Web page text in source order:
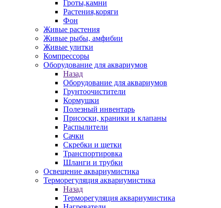
Гроты,камни
Растения,коряги
Фон
Живые растения
Живые рыбы, амфибии
Живые улитки
Компрессоры
Оборудование для аквариумов
Назад
Оборудование для аквариумов
Грунтоочистители
Кормушки
Полезный инвентарь
Присоски, краники и клапаны
Распылители
Сачки
Скребки и щетки
Транспортировка
Шланги и трубки
Освещение аквариумистика
Терморегуляция аквариумистика
Назад
Терморегуляция аквариумистика